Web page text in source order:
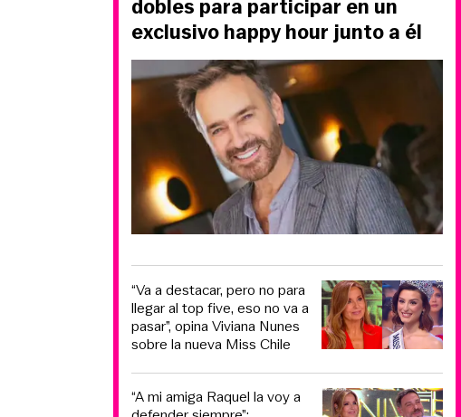
dobles para participar en un
exclusivo happy hour junto a él
“Va a destacar, pero no para
llegar al top five, eso no va a
pasar”, opina Viviana Nunes
sobre la nueva Miss Chile
“A mi amiga Raquel la voy a